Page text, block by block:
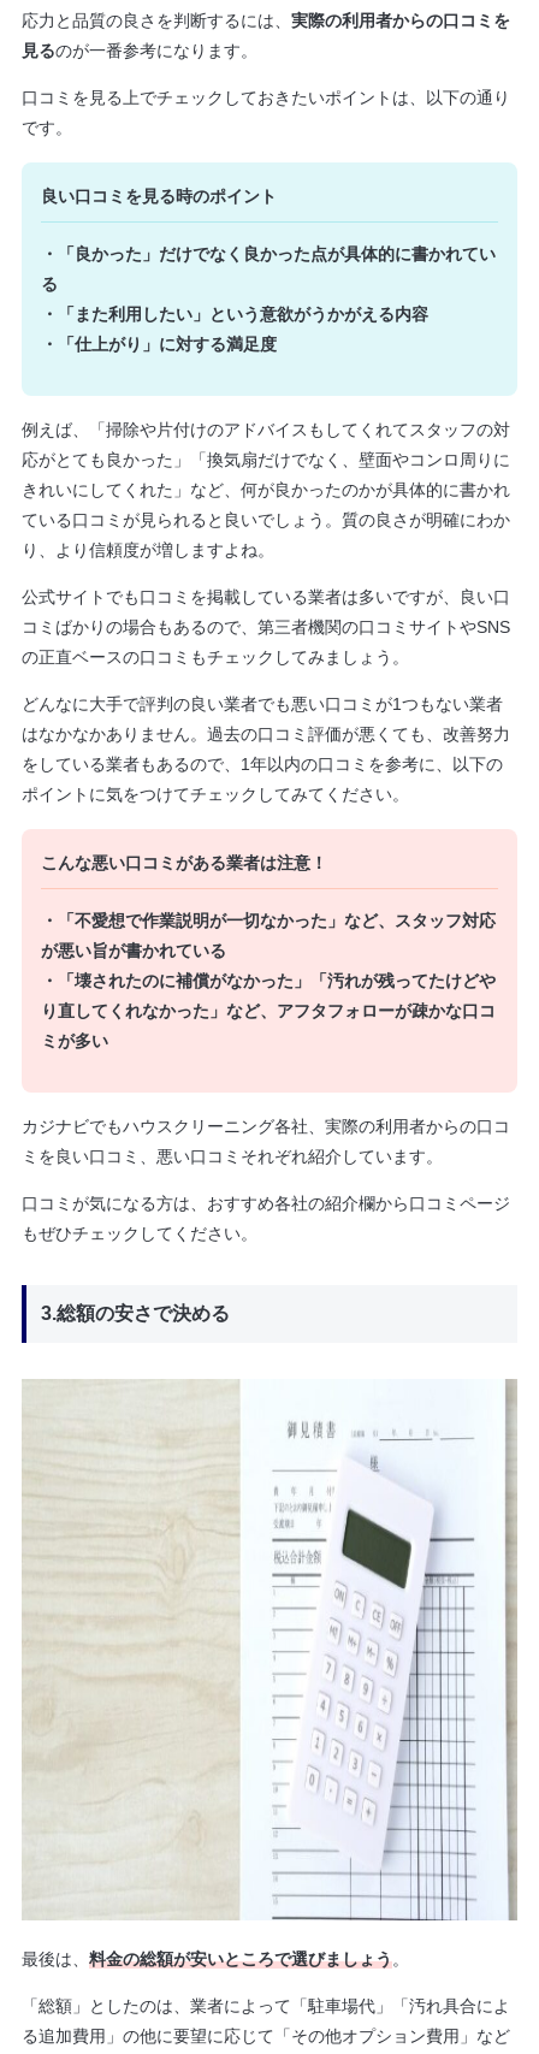
応力と品質の良さを判断するには、 実際の利用者からの口コミを
見るのが一番参考になります。
口コミを見る上でチェックしておきたいポイントは、以下の通り
です。
良い口コミを見る時のポイント
・「良かった」だけでなく良かった点が具体的に書かれてい
る
・「また利用したい」という意欲がうかがえる内容
・「仕上がり」に対する満足度
例えば、「掃除や片付けのアドバイスもしてくれてスタッフの対
応がとても良かった」「換気扇だけでなく、壁面やコンロ周りに
きれいにしてくれた」など、何が良かったのかが具体的に書かれ
ている口コミが見られると良いでしょう。質の良さが明確にわか
り、より信頼度が増しますよね。
公式サイトでも口コミを掲載している業者は多いですが、良い口
コミばかりの場合もあるので、第三者機関の口コミサイトやSNS
の正直ベースの口コミもチェックしてみましょう。
どんなに大手で評判の良い業者でも悪い口コミが1つもない業者
はなかなかありません。過去の口コミ評価が悪くても、改善努力
をしている業者もあるので、1年以内の口コミを参考に、以下の
ポイントに気をつけてチェックしてみてください。
こんな悪い口コミがある業者は注意！
・「不愛想で作業説明が一切なかった」など、スタッフ対応
が悪い旨が書かれている
・「壊されたのに補償がなかった」「汚れが残ってたけどや
り直してくれなかった」など、アフタフォローが疎かな口コ
ミが多い
カジナビでもハウスクリーニング各社、実際の利用者からの口コ
ミを良い口コミ、悪い口コミそれぞれ紹介しています。
口コミが気になる方は、おすすめ各社の紹介欄から口コミページ
もぜひチェックしてください。
3.総額の安さで決める
最後は、 料金の総額が安いところで選びましょう。
「総額」としたのは、業者によって「駐車場代」「汚れ具合によ
る追加費用」の他に要望に応じて「その他オプション費用」など